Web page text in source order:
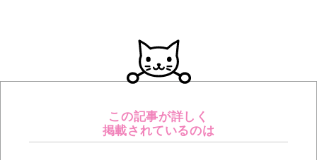
この記事が詳しく
掲載されているのは